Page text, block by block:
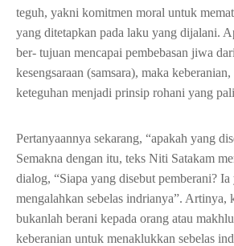
teguh, yakni komitmen moral untuk
yang ditetapkan pada laku yang dijalani.
ber- tujuan mencapai pembebasan jiwa
kesengsaraan (samsara), maka
keteguhan menjadi prinsip rohani yang
Pertanyaannya sekarang, “apakah yang
Semakna dengan itu, teks Niti Satakam
dialog, “Siapa yang disebut pemberani? Ia
mengalahkan sebelas indrianya”. Artinya,
bukanlah berani kepada orang atau
keberanian untuk menaklukkan sebelas